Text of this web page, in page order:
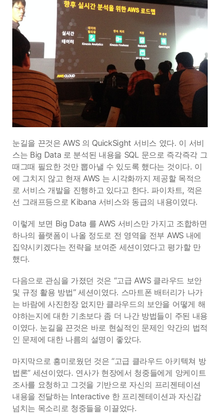
눈길을 끈것은 AWS 의 QuickSight 서비스 였다. 이 서비
스는 Big Data 로 분석된 내용을 SQL 문으로 즉각즉각 그
때그때 필요한 것만 뽑아낼 수 있도록 했다는 것이다. 이
에 그치지 않고 현재 AWS 는 시각화까지 제공할 목적으
로 서비스 개발을 진행하고 있다고 한다. 파이차트, 꺽은
선 그래프등으로 Kibana 서비스와 동급의 내용이였다.
이렇게 보면 Big Data 를 AWS 서비스만 가지고 조합하면
하나의 플랫폼이 나올 정도로 전 영역을 전부 AWS 내에
집약시키겠다는 전략을 보여준 세션이였다고 평가할 만
했다.
다음으로 관심을 가졌던 것은 “고급 AWS 클라우드 보안
및 규정 활용 방법” 세션이였다. 스마트폰 배터리가 나가
는 바람에 사진한장 없지만 클라우드의 보안을 어떻게 해
야하는지에 대한 기초보다 좀 더 나간 방법들이 주된 내용
이였다. 눈길을 끈것은 바로 현실적인 문제인 약간의 법적
인 문제에 대한 나름의 설명이 좋았다.
마지막으로 흥미로웠던 것은 “고급 클라우드 아키텍쳐 방
법론” 세션이였다. 연사가 현장에서 청중들에게 앙케이트
조사를 요청하고 그것을 기반으로 자신의 프리젠테이션
내용을 전달하는 Interactive 한 프리젠테이션과 자신감
넘치는 목소리로 청중들을 이끌었다.